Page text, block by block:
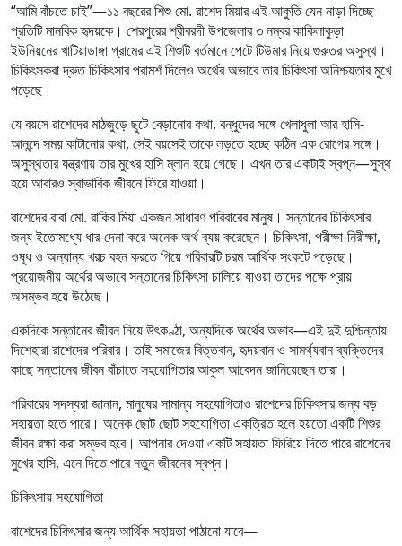
“আমি বাঁচতে চাই”—১১ বছরের শিশু মো. রাশেদ মিয়ার এই আকুতি যেন নাড়া দিচ্ছে
প্রতিটি মানবিক হৃদয়কে। শেরপুরের শ্রীবরদী উপজেলার ৩ নম্বর কাকিলাকুড়া
ইউনিয়নের খাটিয়াডাঙ্গা গ্রামের এই শিশুটি বর্তমানে পেটে টিউমার নিয়ে গুরুতর অসুস্থ।
চিকিৎসকরা দ্রুত চিকিৎসার পরামর্শ দিলেও অর্থের অভাবে তার চিকিৎসা অনিশ্চয়তার মুখে
পড়েছে।
যে বয়সে রাশেদের মাঠজুড়ে ছুটে বেড়ানোর কথা, বন্ধুদের সঙ্গে খেলাধুলা আর হাসি-
আনন্দে সময় কাটানোর কথা, সেই বয়সেই তাকে লড়তে হচ্ছে কঠিন এক রোগের সঙ্গে।
অসুস্থতার যন্ত্রণায় তার মুখের হাসি ম্লান হয়ে গেছে। এখন তার একটাই স্বপ্ন—সুস্থ
হয়ে আবারও স্বাভাবিক জীবনে ফিরে যাওয়া।
রাশেদের বাবা মো. রাকিব মিয়া একজন সাধারণ পরিবারের মানুষ। সন্তানের চিকিৎসার
জন্য ইতোমধ্যে ধার-দেনা করে অনেক অর্থ ব্যয় করেছেন। চিকিৎসা, পরীক্ষা-নিরীক্ষা,
ওষুধ ও অন্যান্য খরচ বহন করতে গিয়ে পরিবারটি চরম আর্থিক সংকটে পড়েছে।
প্রয়োজনীয় অর্থের অভাবে সন্তানের চিকিৎসা চালিয়ে যাওয়া তাদের পক্ষে প্রায়
অসম্ভব হয়ে উঠেছে।
একদিকে সন্তানের জীবন নিয়ে উৎকণ্ঠা, অন্যদিকে অর্থের অভাব—এই দুই দুশ্চিন্তায়
দিশেহারা রাশেদের পরিবার। তাই সমাজের বিত্তবান, হৃদয়বান ও সামর্থ্যবান ব্যক্তিদের
কাছে সন্তানের জীবন বাঁচাতে সহযোগিতার আকুল আবেদন জানিয়েছেন তারা।
পরিবারের সদস্যরা জানান, মানুষের সামান্য সহযোগিতাও রাশেদের চিকিৎসার জন্য বড়
সহায়তা হতে পারে। অনেক ছোট ছোট সহযোগিতা একত্রিত হলে হয়তো একটি শিশুর
জীবন রক্ষা করা সম্ভব হবে। আপনার দেওয়া একটি সহায়তা ফিরিয়ে দিতে পারে রাশেদের
মুখের হাসি, এনে দিতে পারে নতুন জীবনের স্বপ্ন।
চিকিৎসায় সহযোগিতা
রাশেদের চিকিৎসার জন্য আর্থিক সহায়তা পাঠানো যাবে—